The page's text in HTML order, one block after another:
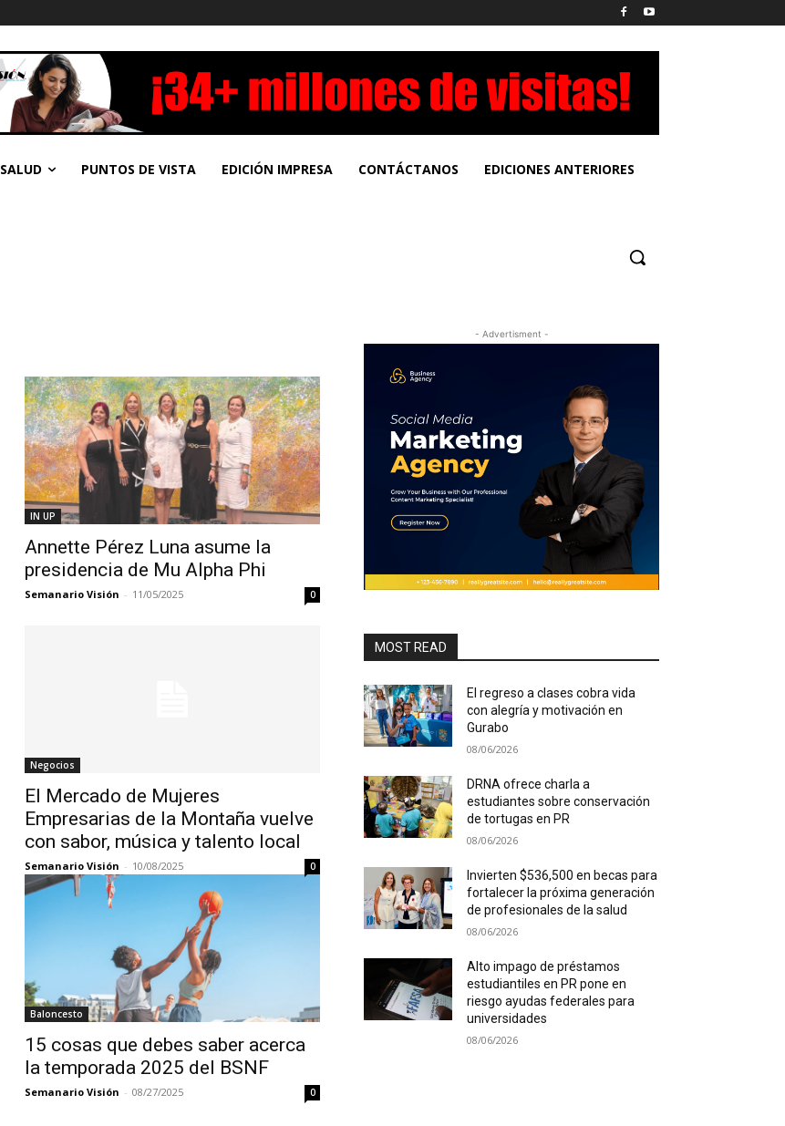
SALUD PUNTOS DE VISTA EDICIÓN IMPRESA CONTÁCTANOS EDICIONES ANTERIORES
IN UP
Annette Pérez Luna asume la
presidencia de Mu Alpha Phi
Semanario Visión - 11/05/2025 0
Negocios
El Mercado de Mujeres
Empresarias de la Montaña vuelve
con sabor, música y talento local
Semanario Visión - 10/08/2025 0
Baloncesto
15 cosas que debes saber acerca
la temporada 2025 del BSNF
Semanario Visión - 08/27/2025 0
- Advertisment -
MOST READ
El regreso a clases cobra vida
con alegría y motivación en
Gurabo
08/06/2026
DRNA ofrece charla a
estudiantes sobre conservación
de tortugas en PR
08/06/2026
Invierten $536,500 en becas para
fortalecer la próxima generación
de profesionales de la salud
08/06/2026
Alto impago de préstamos
estudiantiles en PR pone en
riesgo ayudas federales para
universidades
08/06/2026